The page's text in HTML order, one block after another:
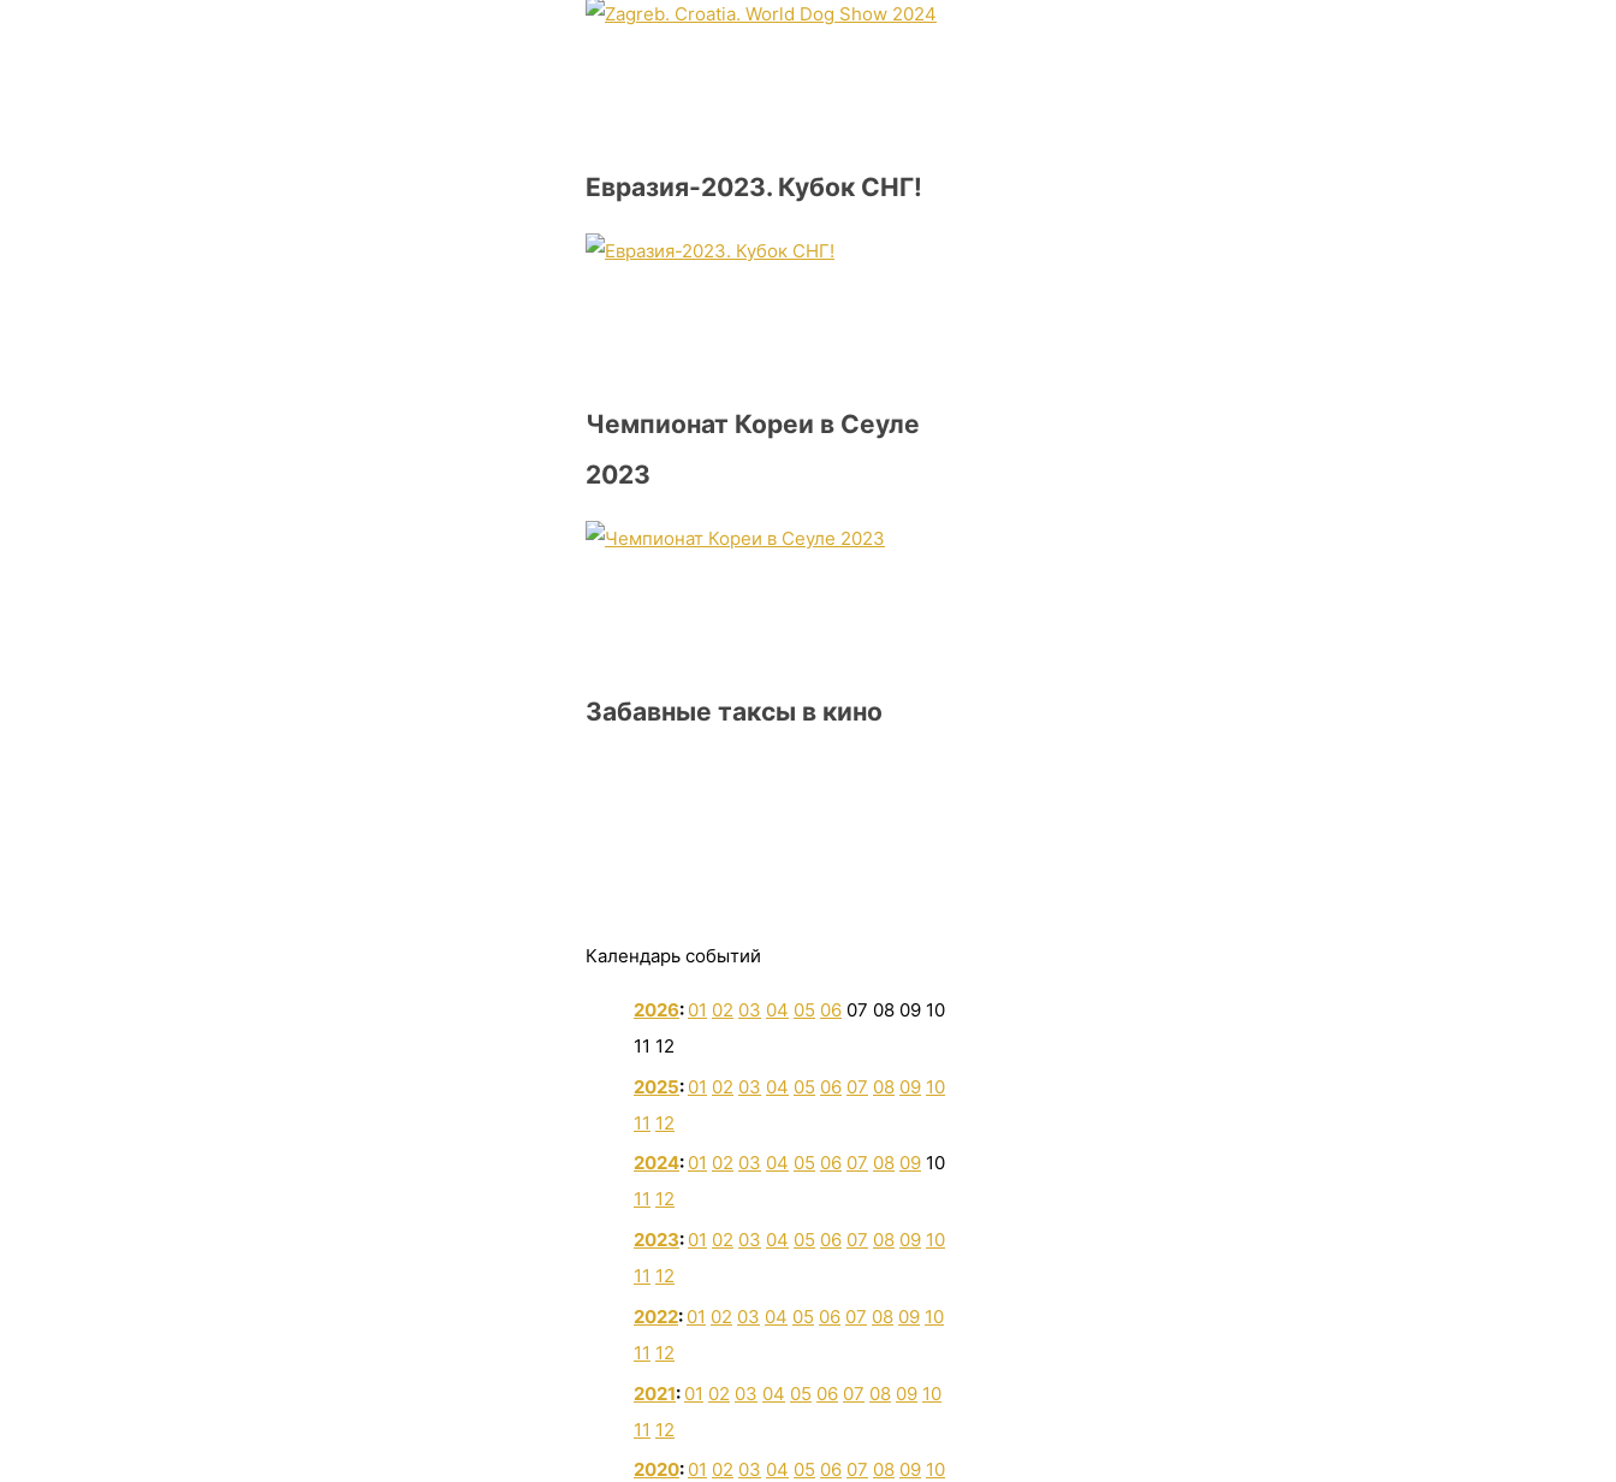
Евразия-2023. Кубок СНГ!
Чемпионат Кореи в Сеуле
2023
Забавные таксы в кино
Календарь событий
2026: 01 02 03 04 05 06 07 08 09 10
11 12
2025: 01 02 03 04 05 06 07 08 09 10
11 12
2024: 01 02 03 04 05 06 07 08 09 10
11 12
2023: 01 02 03 04 05 06 07 08 09 10
11 12
2022: 01 02 03 04 05 06 07 08 09 10
11 12
2021: 01 02 03 04 05 06 07 08 09 10
11 12
2020: 01 02 03 04 05 06 07 08 09 10